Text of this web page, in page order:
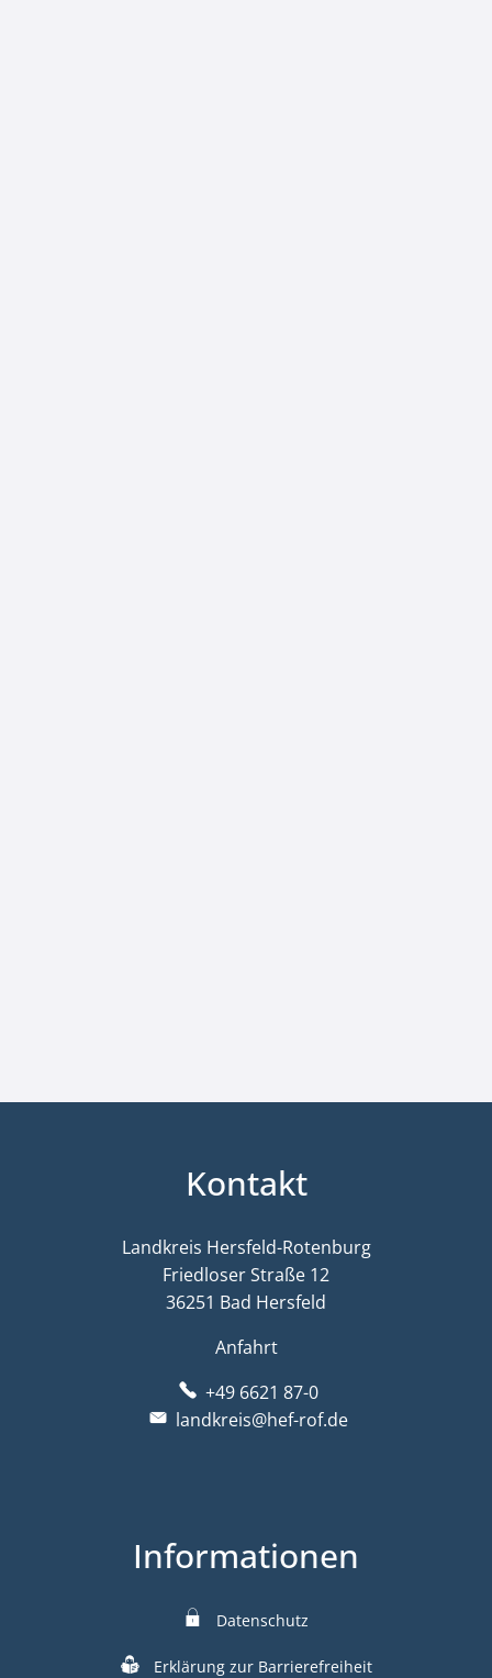
Kontakt
Landkreis Hersfeld-Rotenburg
Friedloser Straße 12
36251 Bad Hersfeld
Anfahrt
+49 6621 87-0
landkreis@hef-rof.de
Informationen
Datenschutz
Erklärung zur Barrierefreiheit